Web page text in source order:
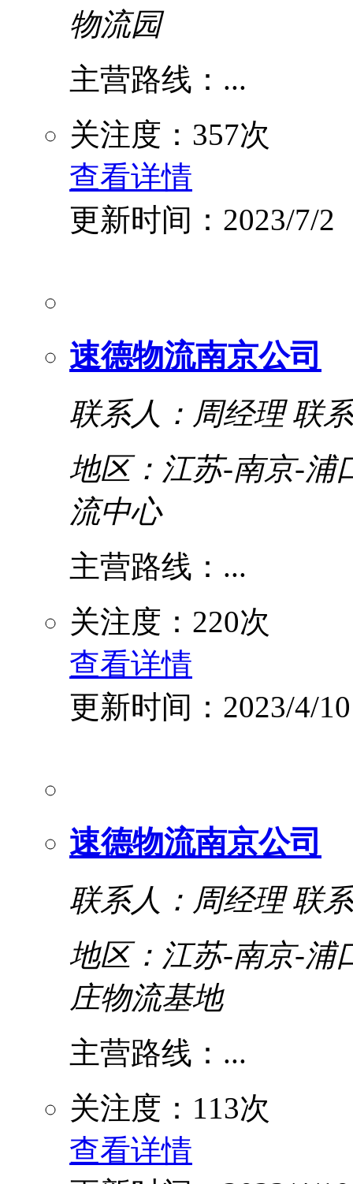
物流园
主营路线：...
关注度：357次
查看详情
更新时间：2023/7/2
速德物流南京公司
联系人：周经理 联
地区：江苏-南京-浦
流中心
主营路线：...
关注度：220次
查看详情
更新时间：2023/4/10
速德物流南京公司
联系人：周经理 联
地区：江苏-南京-浦
庄物流基地
主营路线：...
关注度：113次
查看详情